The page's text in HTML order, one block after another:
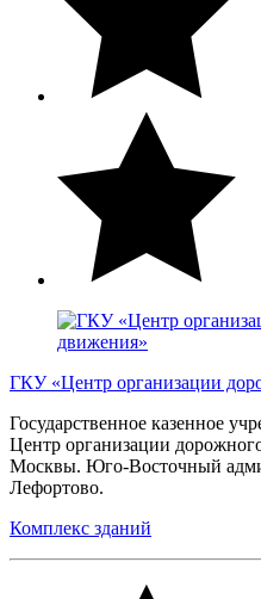
ГКУ «Центр организации
Государственное казенное
Центр организации
Москвы. Юго-Восточный
Лефортово.
Комплекс зданий